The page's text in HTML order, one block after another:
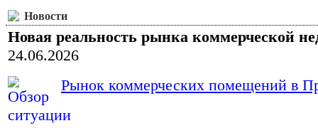
Новости
Новая реальность рынка коммерческой
24.06.2026
Рынок коммерческих помещений в